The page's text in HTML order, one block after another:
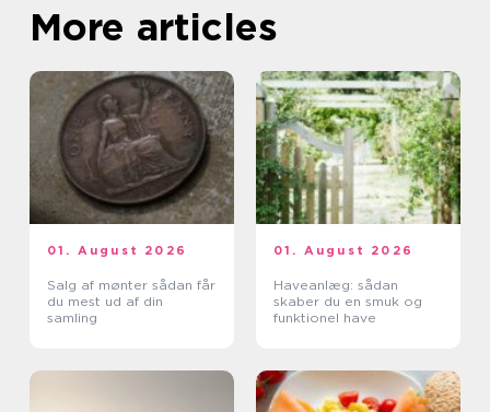
More articles
01. August 2026
Salg af mønter sådan får
du mest ud af din
samling
01. August 2026
Haveanlæg: sådan
skaber du en smuk og
funktionel have